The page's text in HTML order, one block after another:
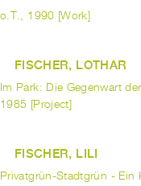
o.T., 1990 [Work]
FISCHER, LOTHAR
Im Park: Die Gegenwart
1985 [Project]
FISCHER, LILI
Privatgrün-Stadtgrün - Ein